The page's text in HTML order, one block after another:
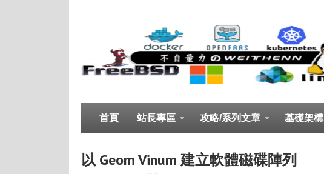
首頁 站長專區 攻略/系列文章 基礎架構
以 Geom Vinum 建立軟體磁碟陣列